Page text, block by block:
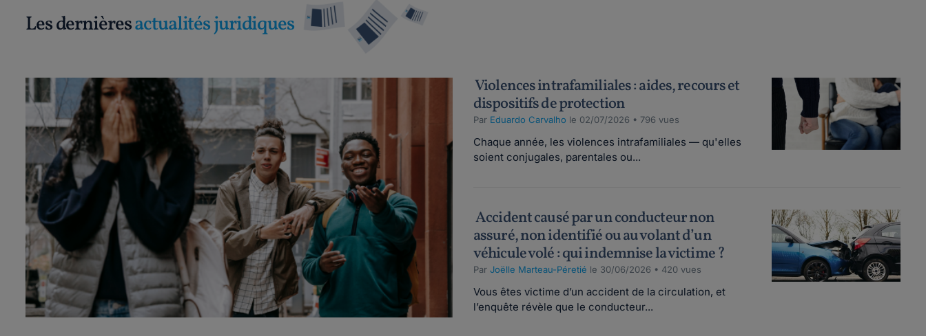
Les dernièresactualités juridiques
Violences intrafamiliales : aides, recours et
dispositifs de protection
Par Eduardo Carvalho le 02/07/2026 • 796 vues
Chaque année, les violences intrafamiliales — qu'elles
soient conjugales, parentales ou...
Accident causé par un conducteur non
assuré, non identifié ou au volant d’un
véhicule volé : qui indemnise la victime ?
Par Joëlle Marteau-Péretié le 30/06/2026 • 420 vues
Vous êtes victime d’un accident de la circulation, et
l’enquête révèle que le conducteur...